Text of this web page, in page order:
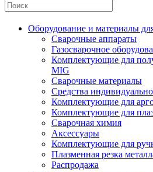
Оборудование и материалы
Сварочные аппараты
Газосварочное
Комплектующие для
MIG
Сварочные материалы
Средства
Комплектующие для
Комплектующие для
Сварочная химия
Аксессуары
Комплектующие для
Плазменная резка
Распродажа